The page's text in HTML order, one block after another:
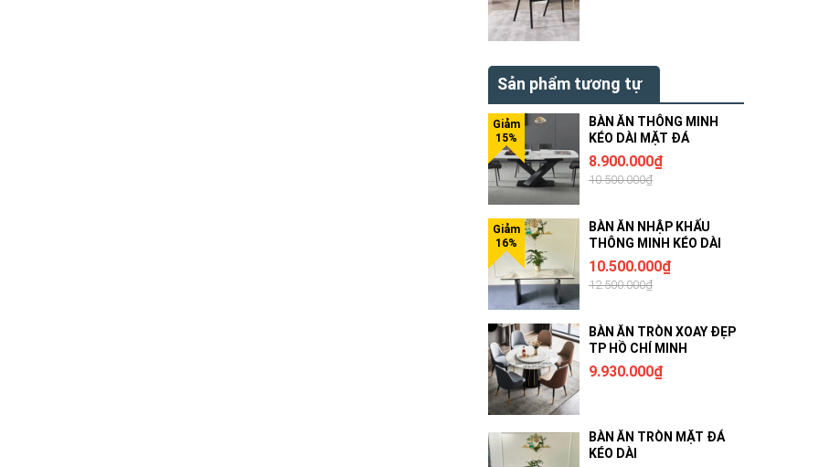
Sản phẩm tương tự
BÀN ĂN THÔNG MINH
KÉO DÀI MẶT ĐÁ
8.900.000₫
10.500.000₫
BÀN ĂN NHẬP KHẨU
THÔNG MINH KÉO DÀI
10.500.000₫
12.500.000₫
BÀN ĂN TRÒN XOAY ĐẸP
TP HỒ CHÍ MINH
9.930.000₫
BÀN ĂN TRÒN MẶT ĐÁ
KÉO DÀI